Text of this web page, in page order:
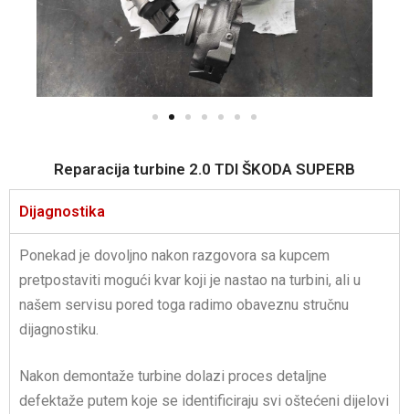
Reparacija turbine 2.0 TDI ŠKODA SUPERB
Dijagnostika
Ponekad je dovoljno nakon razgovora sa kupcem
pretpostaviti mogući kvar koji je nastao na turbini, ali u
našem servisu pored toga radimo obaveznu stručnu
dijagnostiku.
Nakon demontaže turbine dolazi proces detaljne
defektaže putem koje se identificiraju svi oštećeni dijelovi